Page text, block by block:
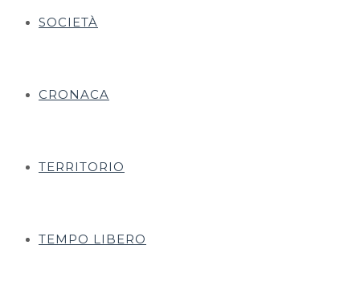
SOCIETÀ
CRONACA
TERRITORIO
TEMPO LIBERO